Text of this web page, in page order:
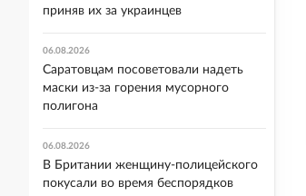
приняв их за украинцев
06.08.2026
Саратовцам посоветовали надеть
маски из-за горения мусорного
полигона
06.08.2026
В Британии женщину-полицейского
покусали во время беспорядков